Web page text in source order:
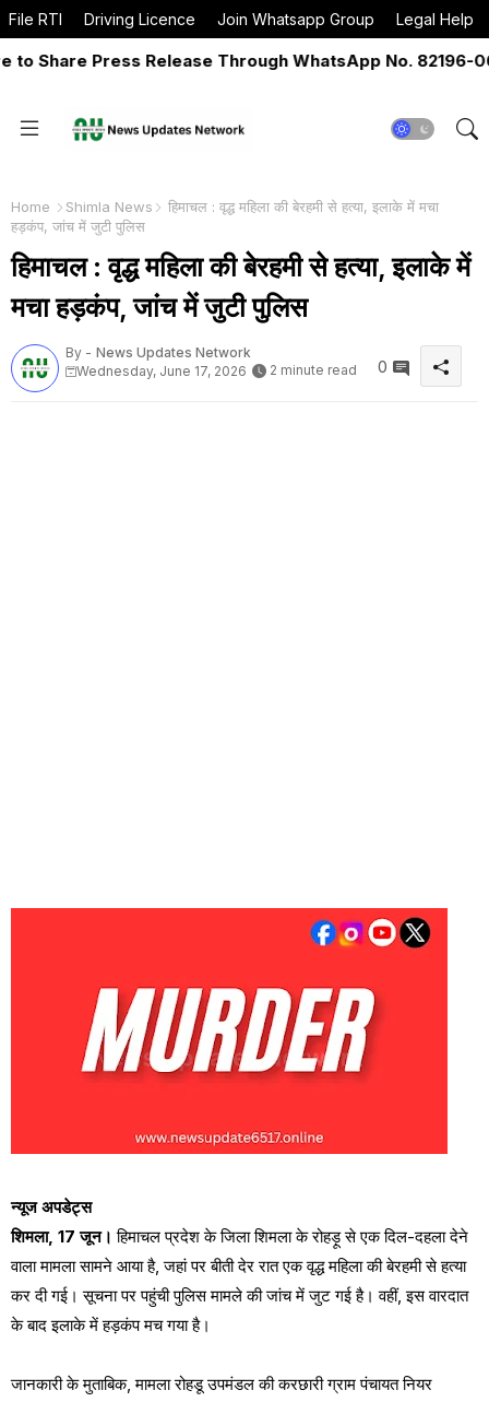
File RTI Driving Licence Join Whatsapp Group Legal Help
Share Press Release Through WhatsApp No. 82196-
Home Shimla News
हिमाचल : वृद्ध महिला की बेरहमी से हत्या, इलाके में मचा
हड़कंप, जांच में जुटी पुलिस
हिमाचल : वृद्ध महिला की बेरहमी से हत्या, इलाके में
मचा हड़कंप, जांच में जुटी पुलिस
By - News Updates Network
Wednesday, June 17, 2026
2 minute read 0
न्यूज अपडेट्स
शिमला, 17 जून।हिमाचल प्रदेश के जिला शिमला के रोहड़ू से एक दिल-दहला देने
वाला मामला सामने आया है, जहां पर बीती देर रात एक वृद्ध महिला की बेरहमी से हत्या
कर दी गई। सूचना पर पहुंची पुलिस मामले की जांच में जुट गई है। वहीं, इस वारदात
के बाद इलाके में हड़कंप मच गया है।
जानकारी के मुताबिक, मामला रोहडू उपमंडल की करछारी ग्राम पंचायत नियर